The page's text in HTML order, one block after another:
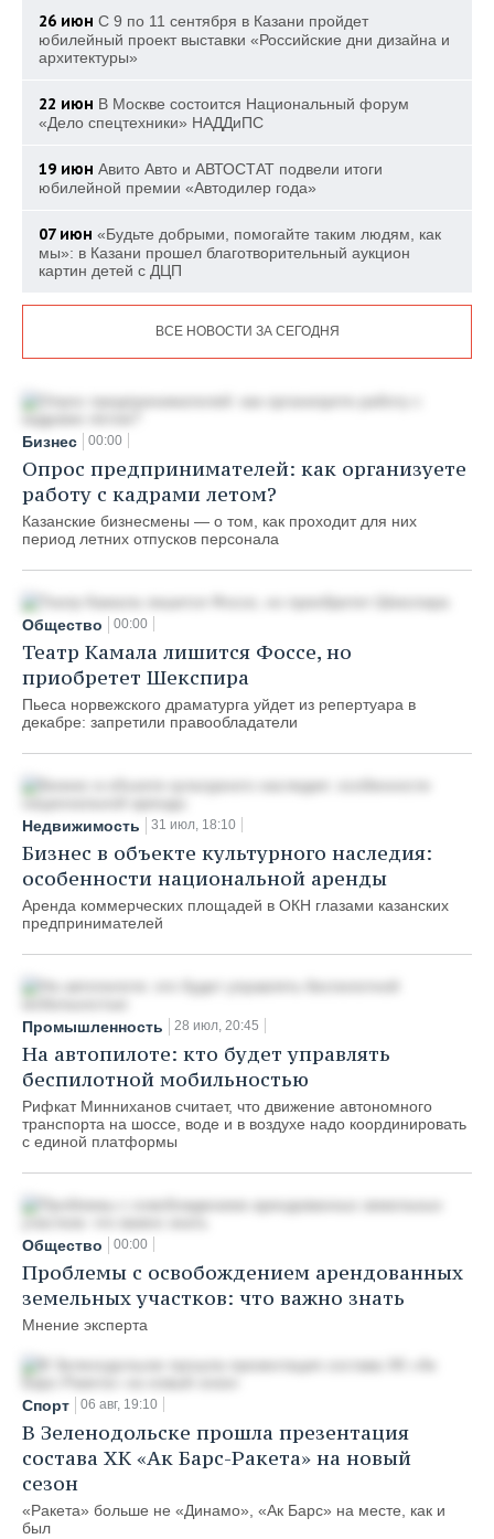
26 июн С 9 по 11 сентября в Казани пройдет
юбилейный проект выставки «Российские дни дизайна и
архитектуры»
22 июн В Москве состоится Национальный форум
«Дело спецтехники» НАДДиПС
19 июн Авито Авто и АВТОСТАТ подвели итоги
юбилейной премии «Автодилер года»
07 июн «Будьте добрыми, помогайте таким людям, как
мы»: в Казани прошел благотворительный аукцион
картин детей с ДЦП
ВСЕ НОВОСТИ ЗА СЕГОДНЯ
Бизнес 00:00
Опрос предпринимателей: как организуете
работу с кадрами летом?
Казанские бизнесмены — о том, как проходит для них
период летних отпусков персонала
Общество 00:00
Театр Камала лишится Фоссе, но
приобретет Шекспира
Пьеса норвежского драматурга уйдет из репертуара в
декабре: запретили правообладатели
Недвижимость 31 июл, 18:10
Бизнес в объекте культурного наследия:
особенности национальной аренды
Аренда коммерческих площадей в ОКН глазами казанских
предпринимателей
Промышленность 28 июл, 20:45
На автопилоте: кто будет управлять
беспилотной мобильностью
Рифкат Минниханов считает, что движение автономного
транспорта на шоссе, воде и в воздухе надо координировать
с единой платформы
Общество 00:00
Проблемы с освобождением арендованных
земельных участков: что важно знать
Мнение эксперта
Спорт 06 авг, 19:10
В Зеленодольске прошла презентация
состава ХК «Ак Барс-Ракета» на новый
сезон
«Ракета» больше не «Динамо», «Ак Барс» на месте, как и
был